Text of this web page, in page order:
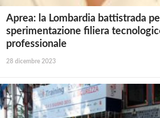
Aprea: la Lombardia battistrada
sperimentazione filiera
professionale
28 dicembre 2023